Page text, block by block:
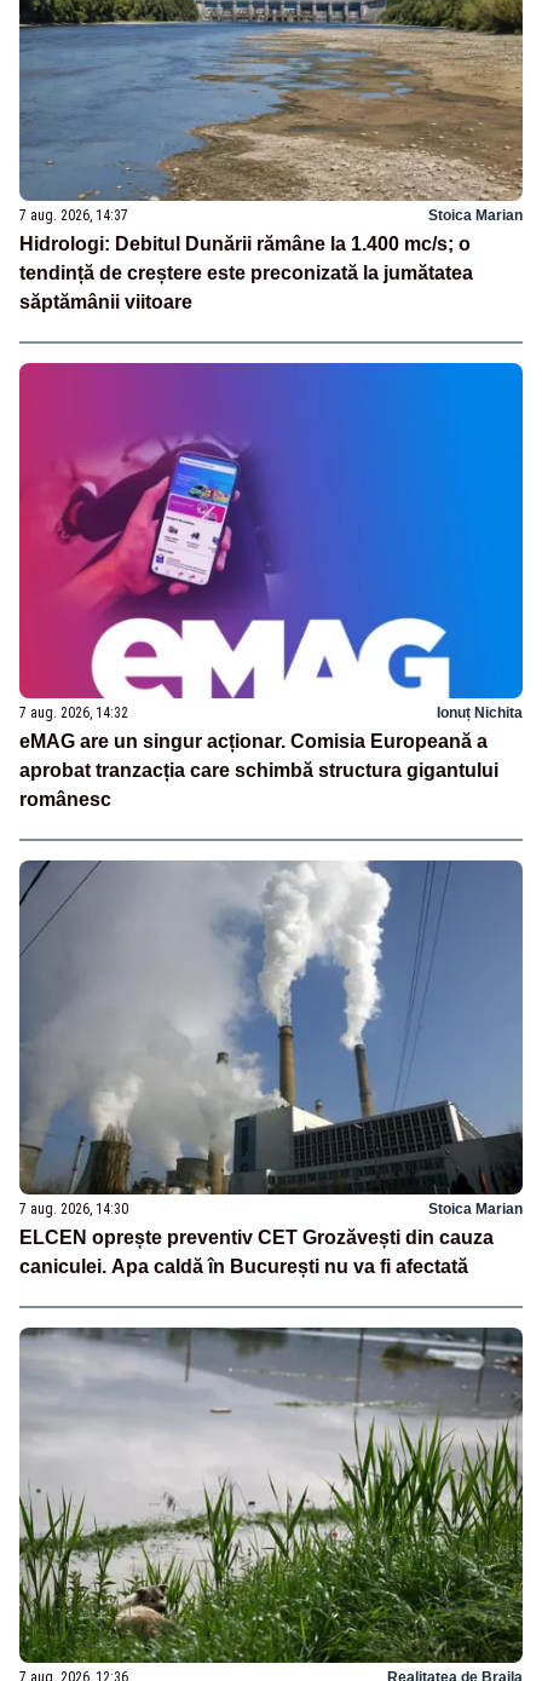
7 aug. 2026, 14:37 Stoica Marian
Hidrologi: Debitul Dunării rămâne la 1.400 mc/s; o
tendință de creștere este preconizată la jumătatea
săptămânii viitoare
7 aug. 2026, 14:32 Ionuț Nichita
eMAG are un singur acționar. Comisia Europeană a
aprobat tranzacția care schimbă structura gigantului
românesc
7 aug. 2026, 14:30 Stoica Marian
ELCEN oprește preventiv CET Grozăvești din cauza
caniculei. Apa caldă în București nu va fi afectată
7 aug. 2026, 12:36 Realitatea de Braila